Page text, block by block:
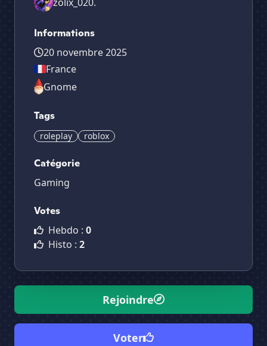
Informations
20 novembre 2025
France
Gnome
Tags
roleplay roblox
Catégorie
Gaming
Votes
Hebdo : 0
Histo : 2
Rejoindre
Voter